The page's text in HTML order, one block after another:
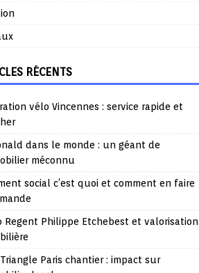
RÉCENTS
vélo Vincennes : service rapide et
dans le monde : un géant de
méconnu
social c’est quoi et comment en faire
Regent Philippe Etchebest et valorisation
Paris chantier : impact sur